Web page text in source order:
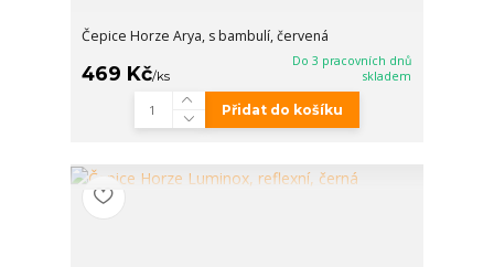
Čepice Horze Arya, s bambulí, červená
469 Kč/ks
Do 3 pracovních dnů
skladem
Přidat do košíku